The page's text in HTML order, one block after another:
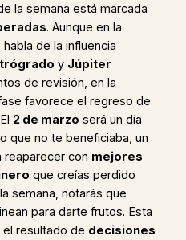
la semana está marcada
. Aunque en la
de la influencia
y Júpiter
de revisión, en la
favorece el regreso de
2 de marzo será un día
que no te beneficiaba, un
reaparecer con mejores
que creías perdido
semana, notarás que
para darte frutos. Esta
resultado de decisiones